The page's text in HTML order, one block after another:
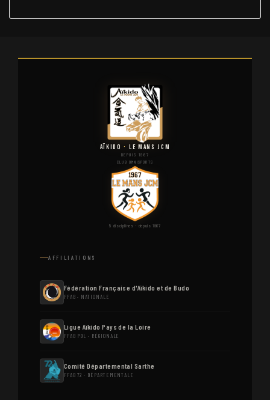
AÏKIDO· LE MANS JCM
DEPUIS 1967
CLUB OMNISPORTS
5 disciplines · depuis 1967
AFFILIATIONS
Fédération Française d'Aïkido et de Budo
FFAB · NATIONALE
Ligue Aïkido Pays de la Loire
FFAB PDL · RÉGIONALE
Comité Départemental Sarthe
FFAB 72 · DÉPARTEMENTALE